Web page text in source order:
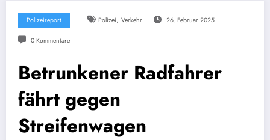
Polizeireport Polizei, Verkehr 26. Februar 2025
0 Kommentare
Betrunkener Radfahrer
fährt gegen
Streifenwagen